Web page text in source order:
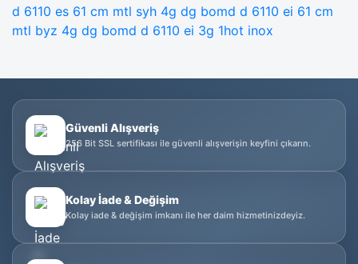
d 6110 es 61 cm mtl syh 4g dg bomd d 6110 ei 61 cm
mtl byz 4g dg bomd d 6110 ei 3g 1hot inox
Güvenli Alışveriş
256 Bit SSL sertifikası ile güvenli alışverişin keyfini çıkarın.
Kolay İade & Değişim
Kolay iade & değişim imkanı ile her daim hizmetinizdeyiz.